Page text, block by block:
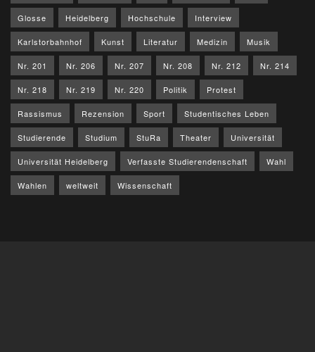
Glosse Heidelberg Hochschule Interview
Karlstorbahnhof Kunst Literatur Medizin Musik
Nr. 201 Nr. 206 Nr. 207 Nr. 208 Nr. 212 Nr. 214
Nr. 218 Nr. 219 Nr. 220 Politik Protest
Rassismus Rezension Sport Studentisches Leben
Studierende Studium StuRa Theater Universität
Universität Heidelberg Verfasste Studierendenschaft Wahl
Wahlen weltweit Wissenschaft